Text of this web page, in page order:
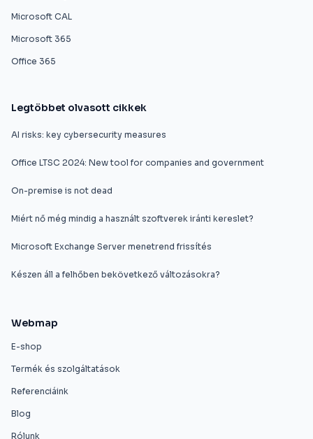
Microsoft CAL
Microsoft 365
Office 365
Legtöbbet olvasott cikkek
AI risks: key cybersecurity measures
Office LTSC 2024: New tool for companies and government
On-premise is not dead
Miért nő még mindig a használt szoftverek iránti kereslet?
Microsoft Exchange Server menetrend frissítés
Készen áll a felhőben bekövetkező változásokra?
Webmap
E-shop
Termék és szolgáltatások
Referenciáink
Blog
Rólunk